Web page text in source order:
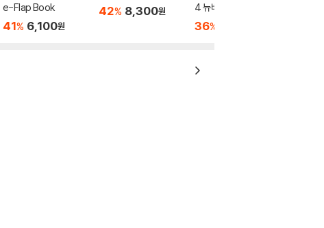
e-Flap Book
41% 6,100원
42% 8,300원
4 뉴베리 수상작
36%